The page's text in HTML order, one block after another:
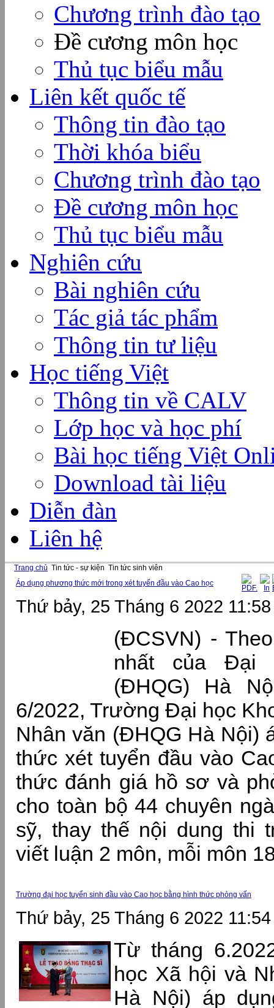
Chương trình đào tạo
Đề cương môn học
Thủ tục biểu mẫu
Liên kết quốc tế
Thông tin đào tạo
Thời khóa biểu
Chương trình đào tạo
Đề cương môn học
Thủ tục biểu mẫu
Nghiên cứu
Bài nghiên cứu
Tác giả tác phẩm
Thông tin tư liệu
Học tiếng Việt
Thông tin về CALV
Lớp học và học phí
Bài học tiếng Việt
Download tài liệu
Diễn đàn
Liên hệ
Trang chủ Tin tức - sự kiện Tin tức sinh viên
Áp dụng phương thức mới trong xét tuyển đầu vào Cao học
Thứ bảy, 25 Tháng 6 2022 11:58
(ĐCSVN) -
nhất của Đại
(ĐHQG) Hà
6/2022, Trường Đại học
Nhân văn (ĐHQG Hà Nội)
thức xét tuyển đầu vào
thức đánh giá hồ sơ và
cho toàn bộ 44 chuyên
sỹ, thay thế nội dung thi
viết luận 2 môn, mỗi môn
Trường đại học tuyển sinh đầu vào Cao học bằng hình thức phỏng vấn
Thứ bảy, 25 Tháng 6 2022 11:54
Từ tháng
học Xã hội và
Hà Nội) áp